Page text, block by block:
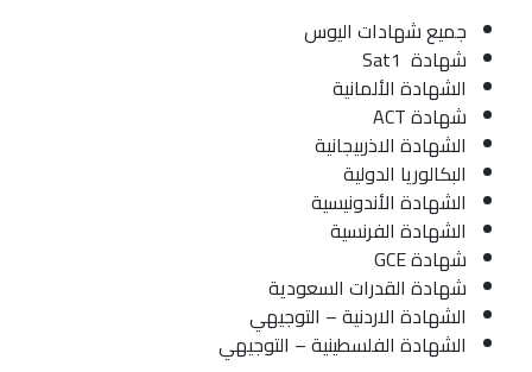
جميع شهادات اليوس
شهادة Sat1
الشهادة الألمانية
شهادة ACT
الشهادة الاذربيجانية
البكالوريا الدولية
الشهادة الأندونيسية
الشهادة الفرنسية
شهادة GCE
شهادة القدرات السعودية
الشهادة الاردنية – التوجيهي
الشهادة الفلسطينية – التوجيهي